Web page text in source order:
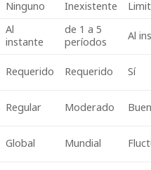
Ninguno Inexistente
Al
instante
de 1 a 5
períodos
Al
Requerido Requerido
Sí
Regular Moderado
Global Mundial